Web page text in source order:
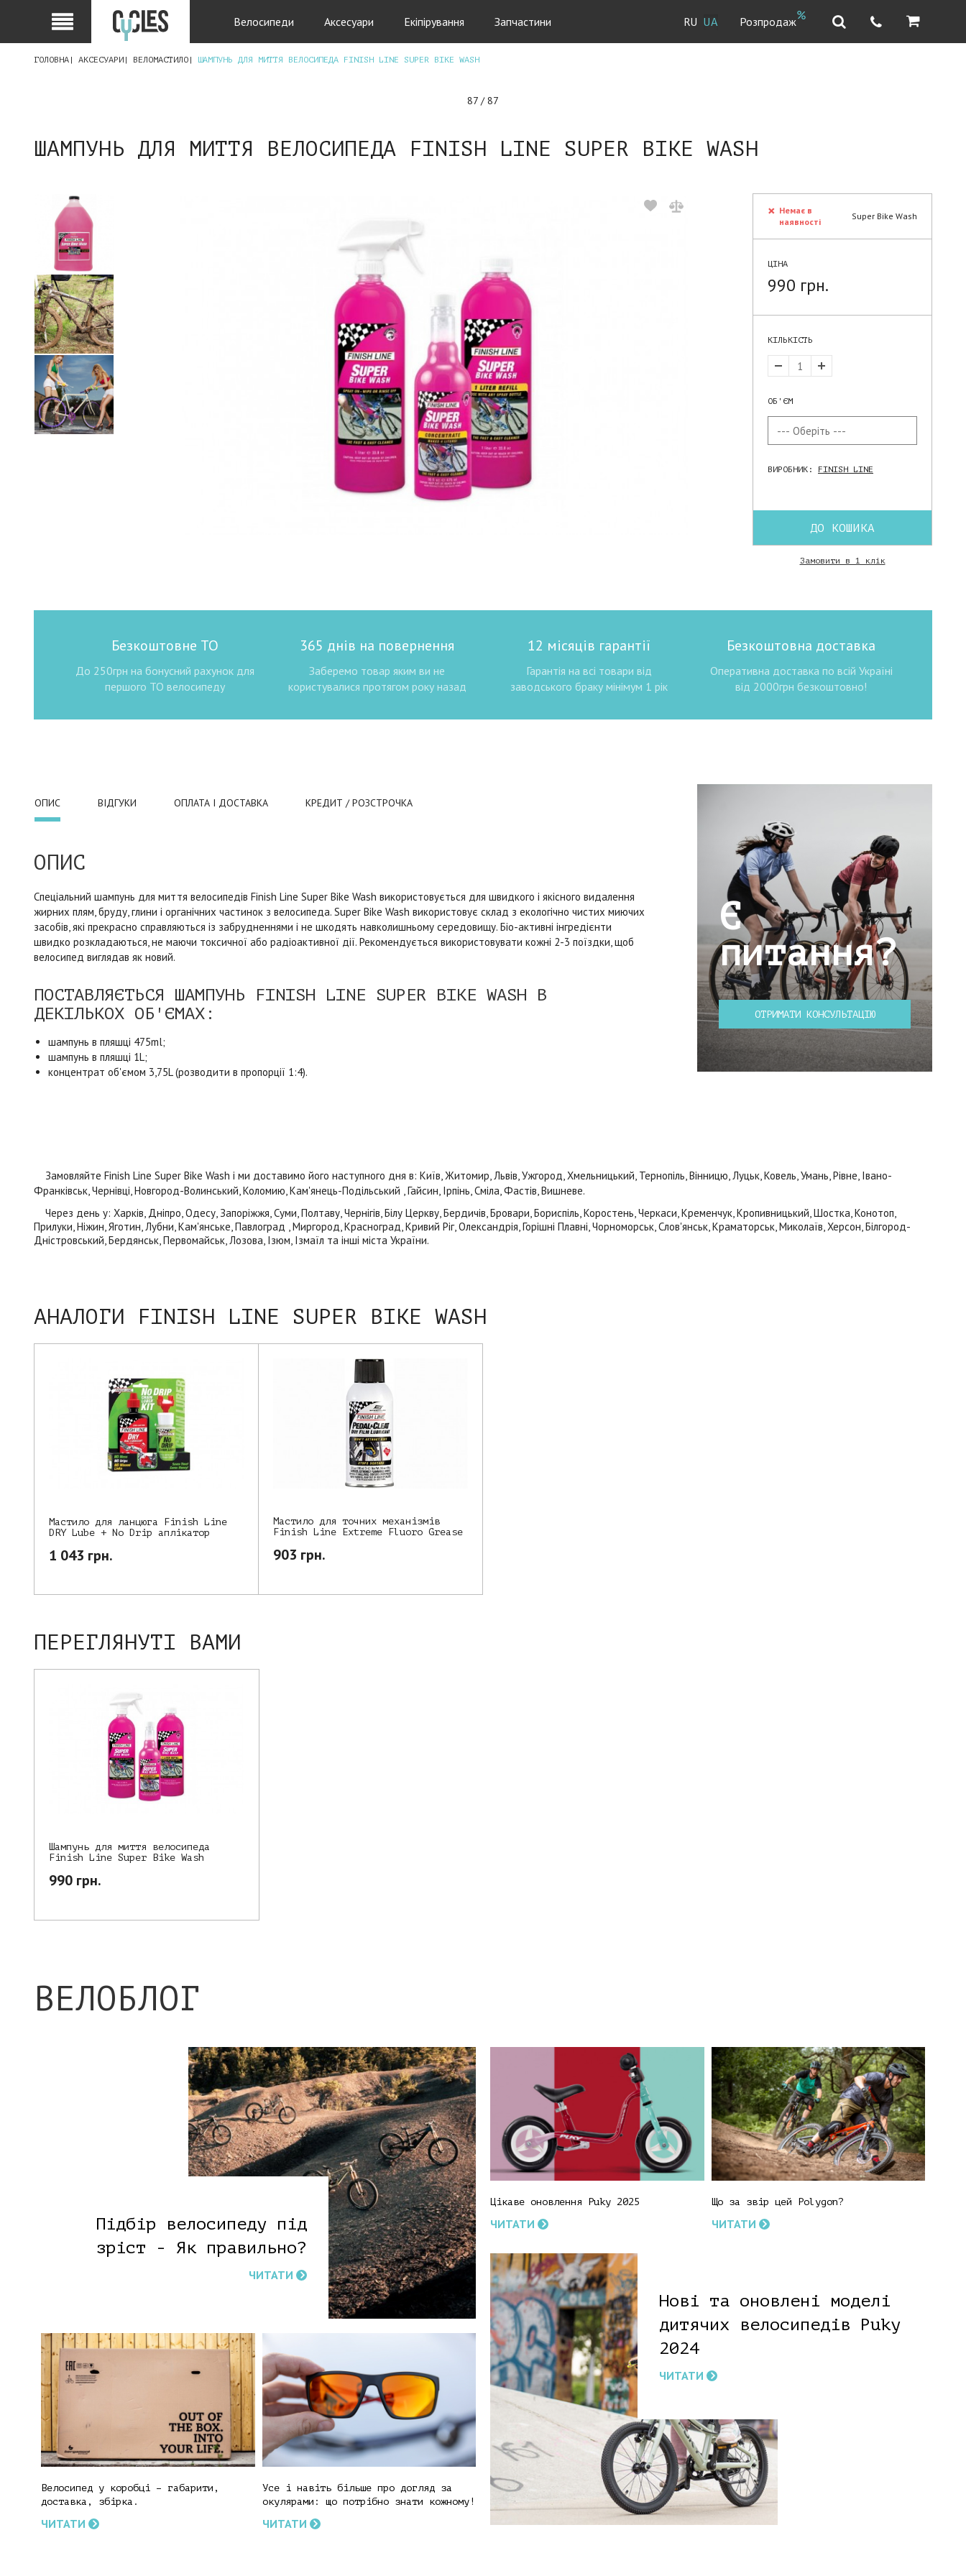
RU UA Розпродаж
Велосипеди Аксесуари Екіпірування Запчастини
ГОЛОВНА АКСЕСУАРИ ВЕЛОМАСТИЛО ШАМПУНЬ ДЛЯ МИТТЯ ВЕЛОСИПЕДА FINISH LINE SUPER BIKE WASH
87 / 87
ШАМПУНЬ ДЛЯ МИТТЯ ВЕЛОСИПЕДА FINISH LINE SUPER BIKE WASH
Немає в
наявності
Super Bike Wash
ЦІНА
990 грн.
КІЛЬКІСТЬ
ОБ'ЄМ
ВИРОБНИК: FINISH LINE
ДО КОШИКА
Замовити в 1 клік
Безкоштовне ТО
До 250грн на бонусний рахунок для
першого ТО велосипеду
365 днів на повернення
Заберемо товар яким ви не
користувалися протягом року назад
12 місяців гарантії
Гарантія на всі товари від
заводського браку мінімум 1 рік
Безкоштовна доставка
Оперативна доставка по всій Україні
від 2000грн безкоштовно!
ОПИС ВІДГУКИ ОПЛАТА І ДОСТАВКА КРЕДИТ / РОЗСТРОЧКА
ОПИС
Спеціальний шампунь для миття велосипедів Finish Line Super Bike Wash використовується для швидкого і якісного видалення
жирних плям, бруду, глини і органічних частинок з велосипеда. Super Bike Wash використовує склад з екологічно чистих миючих
засобів, які прекрасно справляються із забрудненнями і не шкодять навколишньому середовищу. Біо-активні інгредієнти
швидко розкладаються, не маючи токсичної або радіоактивної дії. Рекомендується використовувати кожні 2-3 поїздки, щоб
велосипед виглядав як новий.
ПОСТАВЛЯЄТЬСЯ ШАМПУНЬ FINISH LINE SUPER BIKE WASH В
ДЕКІЛЬКОХ ОБ'ЄМАХ:
шампунь в пляшці 475ml;
шампунь в пляшці 1L;
концентрат об'ємом 3,75L (розводити в пропорції 1:4).
Є
питання?
ОТРИМАТИ КОНСУЛЬТАЦІЮ
Замовляйте Finish Line Super Bike Wash і ми доставимо його наступного дня в: Київ, Житомир, Львів, Ужгород, Хмельницький, Тернопіль, Вінницю, Луцьк, Ковель, Умань, Рівне, Івано-
Франківськ, Чернівці, Новгород-Волинський, Коломию, Кам'янець-Подільський , Гайсин, Ірпінь, Сміла, Фастів, Вишневе.
Через день у: Харків, Дніпро, Одесу, Запоріжжя, Суми, Полтаву, Чернігів, Білу Церкву, Бердичів, Бровари, Бориспіль, Коростень, Черкаси, Кременчук, Кропивницький, Шостка, Конотоп,
Прилуки, Ніжин, Яготин, Лубни, Кам'янське, Павлоград , Миргород, Красноград, Кривий Ріг, Олександрія, Горішні Плавні, Чорноморськ, Слов'янськ, Краматорськ, Миколаїв, Херсон, Білгород-
Дністровський, Бердянськ, Первомайськ, Лозова, Ізюм, Ізмаїл та інші міста України.
АНАЛОГИ FINISH LINE SUPER BIKE WASH
Мастило для ланцюга Finish Line
DRY Lube + No Drip аплікатор
1 043 грн.
Мастило для точних механізмів
Finish Line Extreme Fluoro Grease
903 грн.
ПЕРЕГЛЯНУТІ ВАМИ
Шампунь для миття велосипеда
Finish Line Super Bike Wash
990 грн.
ВЕЛОБЛОГ
Підбір велосипеду під
зріст - Як правильно?
ЧИТАТИ
Велосипед у коробці – габарити,
доставка, збірка.
ЧИТАТИ
Усе і навіть більше про догляд за
окулярами: що потрібно знати кожному!
ЧИТАТИ
Цікаве оновлення Puky 2025
ЧИТАТИ
Що за звір цей Polygon?
ЧИТАТИ
Нові та оновлені моделі
дитячих велосипедів Puky
2024
ЧИТАТИ